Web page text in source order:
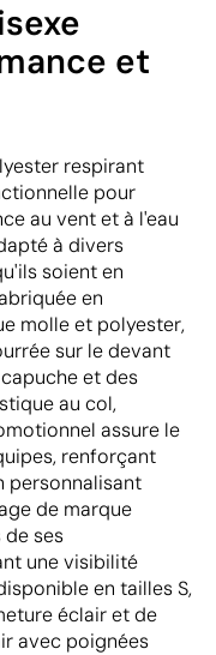
et
respirant
pour
au vent et à l'eau
à divers
soient en
en
molle et polyester,
sur le devant
et des
au col,
assure le
renforçant
personnalisant
de marque
ses
une visibilité
en tailles S,
éclair et de
avec poignées